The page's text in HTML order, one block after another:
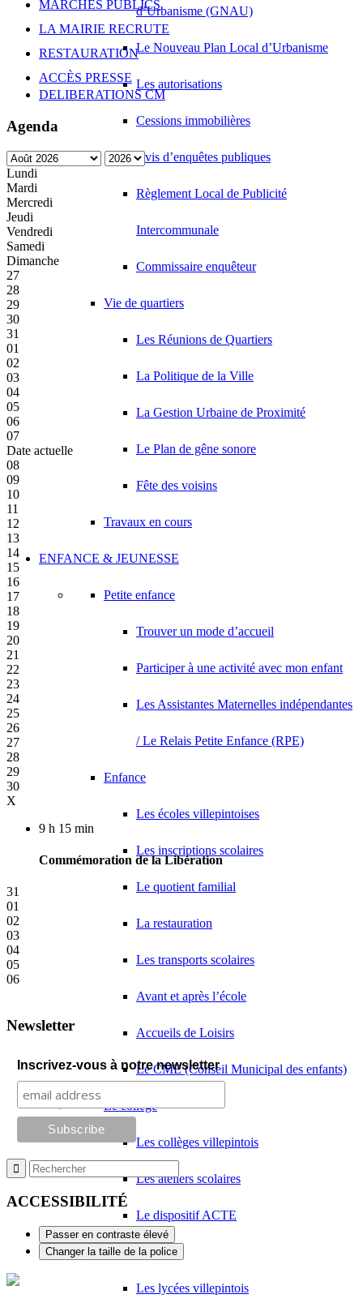
d’Urbanisme (GNAU)
Le Nouveau Plan Local d’Urbanisme
Les autorisations
Cessions immobilières
Avis d’enquêtes publiques
Règlement Local de Publicité
Intercommunale
Commissaire enquêteur
Vie de quartiers
Les Réunions de Quartiers
La Politique de la Ville
La Gestion Urbaine de Proximité
Le Plan de gêne sonore
Fête des voisins
Travaux en cours
ENFANCE & JEUNESSE
Petite enfance
Trouver un mode d’accueil
Participer à une activité avec mon enfant
Les Assistantes Maternelles indépendantes
/ Le Relais Petite Enfance (RPE)
Enfance
Les écoles villepintoises
Les inscriptions scolaires
Le quotient familial
La restauration
Les transports scolaires
Avant et après l’école
Accueils de Loisirs
Le CME (Conseil Municipal des enfants)
Le collège
Les collèges villepintois
Les ateliers scolaires
Le dispositif ACTE
Le lycée
Les lycées villepintois
MARCHÉS PUBLICS
LA MAIRIE RECRUTE
RESTAURATION
ACCÈS PRESSE
DELIBERATIONS CM
Agenda
Lundi
Mardi
Mercredi
Jeudi
Vendredi
Samedi
Dimanche
27
28
29
30
31
01
02
03
04
05
06
07
Date actuelle
08
09
10
11
12
13
14
15
16
17
18
19
20
21
22
23
24
25
26
27
28
29
30
X
9 h 15 min
Commémoration de la Libération
31
01
02
03
04
05
06
Newsletter
Inscrivez-vous à notre newsletter
ACCESSIBILITÉ
Passer en contraste élevé
Changer la taille de la police